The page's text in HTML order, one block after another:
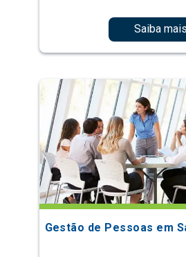
Saiba mais
Gestão de Pessoas em